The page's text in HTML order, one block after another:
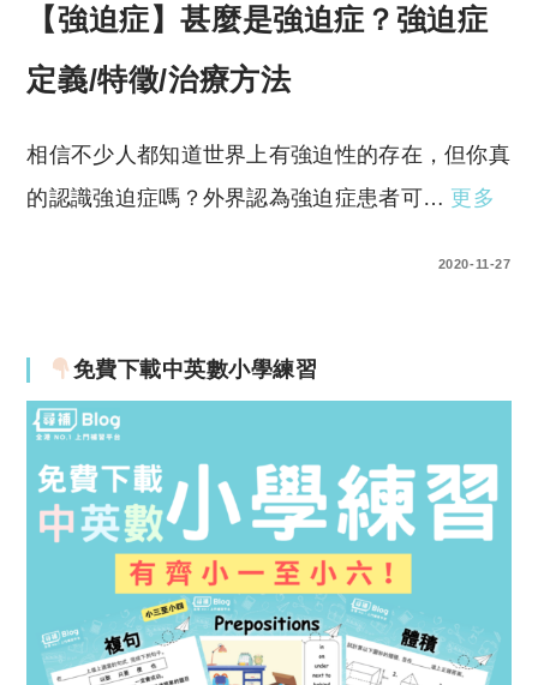
【強迫症】甚麼是強迫症？強迫症
定義/特徵/治療方法
相信不少人都知道世界上有強迫性的存在，但你真
的認識強迫症嗎？外界認為強迫症患者可… 更多
2020-11-27
免費下載中英數小學練習